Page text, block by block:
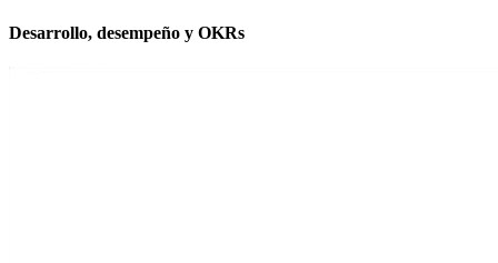
Desarrollo, desempeño y OKRs